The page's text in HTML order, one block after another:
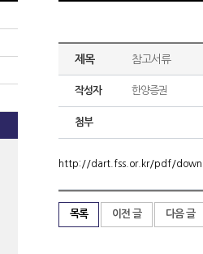
제목 참고서류
작성자 한양증권
첨부
http://dart.fss.or.kr/pdf/
목록 이전 글 다음 글